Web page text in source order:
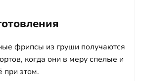
фрипсы из груши получаются
когда они в меру спелые и
при этом.